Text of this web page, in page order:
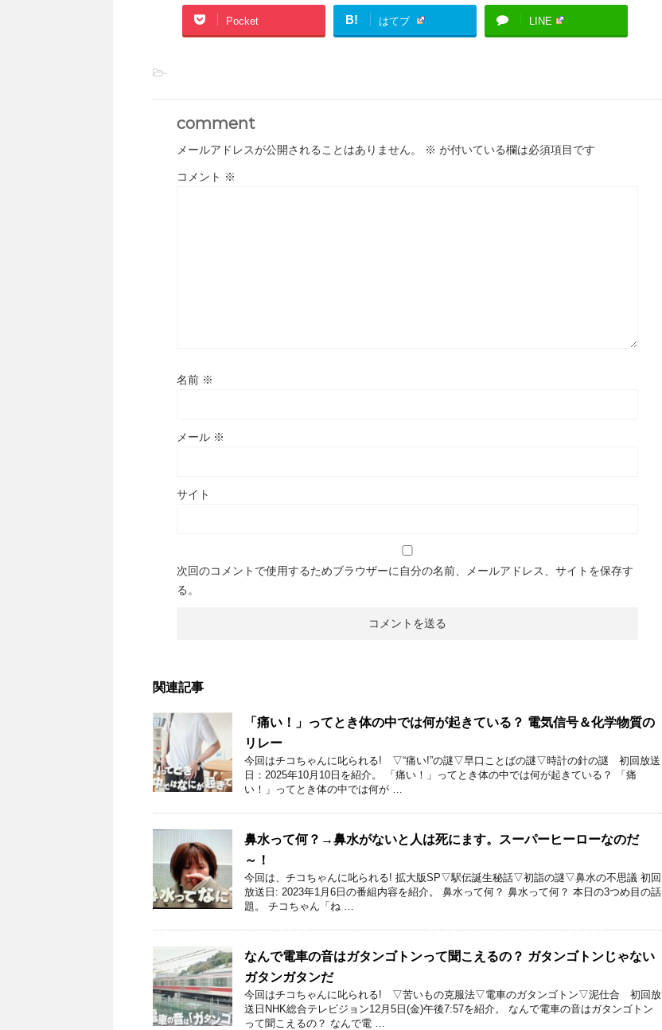
Pocket B! はてブ LINE
-
comment
メールアドレスが公開されることはありません。 ※ が付いている欄は必須項目です
コメント ※
名前 ※
メール ※
サイト
次回のコメントで使用するためブラウザーに自分の名前、メールアドレス、サイトを保存す
る。
関連記事
「痛い！」ってとき体の中では何が起きている？ 電気信号＆化学物質の
リレー
今回はチコちゃんに叱られる! ▽“痛い!”の謎▽早口ことばの謎▽時計の針の謎 初回放送
日：2025年10月10日を紹介。 「痛い！」ってとき体の中では何が起きている？ 「痛
い！」ってとき体の中では何が …
鼻水って何？→鼻水がないと人は死にます。スーパーヒーローなのだ
～！
今回は、チコちゃんに叱られる! 拡大版SP▽駅伝誕生秘話▽初詣の謎▽鼻水の不思議 初回
放送日: 2023年1月6日の番組内容を紹介。 鼻水って何？ 鼻水って何？ 本日の3つめ目の話
題。 チコちゃん「ね …
なんで電車の音はガタンゴトンって聞こえるの？ ガタンゴトンじゃない
ガタンガタンだ
今回はチコちゃんに叱られる! ▽苦いもの克服法▽電車のガタンゴトン▽泥仕合 初回放
送日NHK総合テレビジョン12月5日(金)午後7:57を紹介。 なんで電車の音はガタンゴトン
って聞こえるの？ なんで電 …